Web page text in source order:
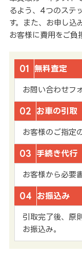
るよう、4つのステ
す。また、お申し込
お客様に費用をご負
01 無料査定
お問い合わせフ
02 お車の引取
お客様のご指定
03 手続き代行
お客様から必要
04 お振込み
引取完了後、原
お振込み。